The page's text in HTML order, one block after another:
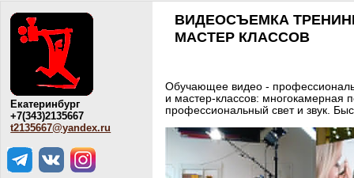
Екатеринбург
+7(343)2135667
t2135667@yandex.ru
ВИДЕОСЪЕМКА
МАСТЕР КЛАССОВ
Обучающее видео -
и мастер-классов: многокамерная
профессиональный свет и звук.